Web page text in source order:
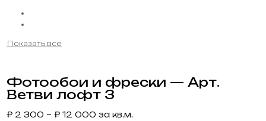
Показать все
Фотообои и фрески — Арт.
Ветви лофт 3
₽ 2 300 – ₽ 12 000 за кв.м.